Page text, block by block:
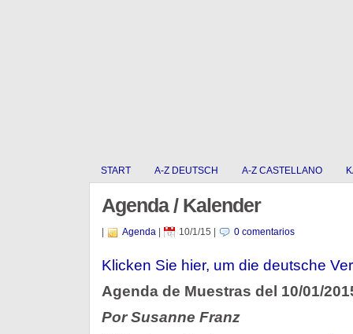
START A-Z DEUTSCH A-Z CASTELLANO
Agenda / Kalender
Agenda| 10/1/15 0 comentarios
Klicken Sie hier, um die deutsche
Agenda de Muestras del 10/01/
Por Susanne Franz